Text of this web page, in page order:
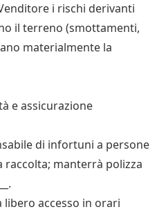
i rischi derivanti
il terreno (smottamenti,
materialmente la
e assicurazione
di infortuni a persone
raccolta; manterrà polizza
accesso in orari